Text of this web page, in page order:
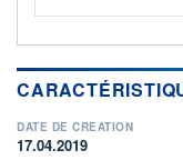
DATE DE CRÉATION
17.04.2019